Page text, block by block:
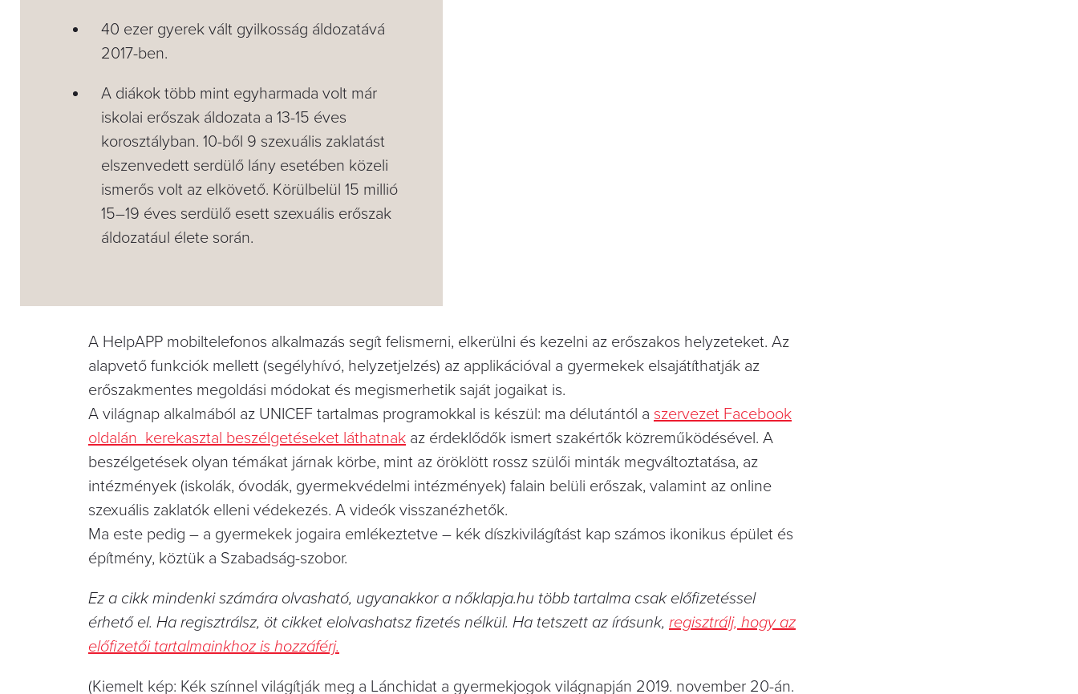
40 ezer gyerek vált gyilkosság áldozatává
2017-ben.
A diákok több mint egyharmada volt már
iskolai erőszak áldozata a 13-15 éves
korosztályban. 10-ből 9 szexuális zaklatást
elszenvedett serdülő lány esetében közeli
ismerős volt az elkövető. Körülbelül 15 millió
15–19 éves serdülő esett szexuális erőszak
áldozatául élete során.
A HelpAPP mobiltelefonos alkalmazás segít felismerni, elkerülni és kezelni az erőszakos helyzeteket. Az
alapvető funkciók mellett (segélyhívó, helyzetjelzés) az applikációval a gyermekek elsajátíthatják az
erőszakmentes megoldási módokat és megismerhetik saját jogaikat is.
A világnap alkalmából az UNICEF tartalmas programokkal is készül: ma délutántól a szervezet Facebook
oldalán kerekasztal beszélgetéseket láthatnak az érdeklődők ismert szakértők közreműködésével. A
beszélgetések olyan témákat járnak körbe, mint az öröklött rossz szülői minták megváltoztatása, az
intézmények (iskolák, óvodák, gyermekvédelmi intézmények) falain belüli erőszak, valamint az online
szexuális zaklatók elleni védekezés. A videók visszanézhetők.
Ma este pedig – a gyermekek jogaira emlékeztetve – kék díszkivilágítást kap számos ikonikus épület és
építmény, köztük a Szabadság-szobor.
Ez a cikk mindenki számára olvasható, ugyanakkor a nőklapja.hu több tartalma csak előfizetéssel
érhető el. Ha regisztrálsz, öt cikket elolvashatsz fizetés nélkül. Ha tetszett az írásunk, regisztrálj, hogy az
előfizetői tartalmainkhoz is hozzáférj.
(Kiemelt kép: Kék színnel világítják meg a Lánchidat a gyermekjogok világnapján 2019. november 20-án.